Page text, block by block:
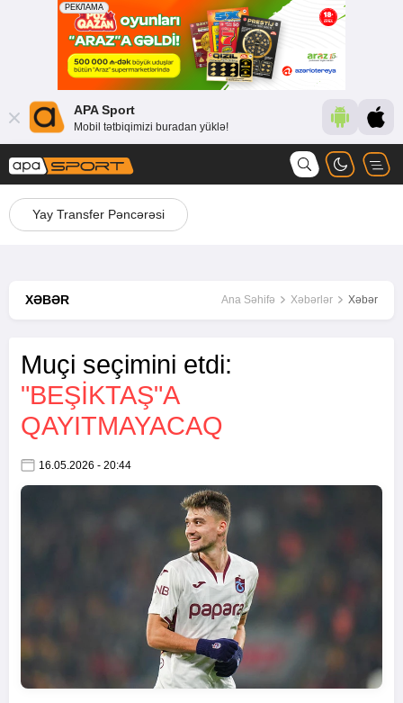
APA Sport
Mobil tətbiqimizi buradan yüklə!
Yay Transfer Pəncərəsi
XƏBƏR Ana Səhifə Xəbərlər Xəbər
Muçi seçimini etdi:
"BEŞIKTAŞ"A
QAYITMAYACAQ
16.05.2026 - 20:44